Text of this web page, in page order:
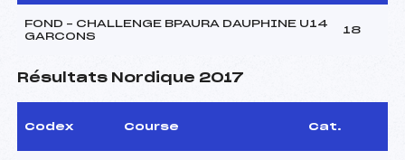
FOND – CHALLENGE BPAURA DAUPHINE U14
GARCONS
18
Résultats Nordique 2017
Codex Course Cat.